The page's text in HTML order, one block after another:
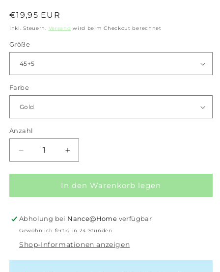
Normaler
Preis
€19,95 EUR
Inkl. Steuern. Versand wird beim Checkout berechnet
Größe
Farbe
Anzahl
Anzahl
Verringere
die
Menge
iXXXi
Halskette
„Square
Erhöhe
die
Menge
für
iXXXi
Halskette
„Square
In den Warenkorb legen
Abholung bei Nance@Home verfügbar
Gewöhnlich fertig in 24 Stunden
Shop-Informationen anzeigen